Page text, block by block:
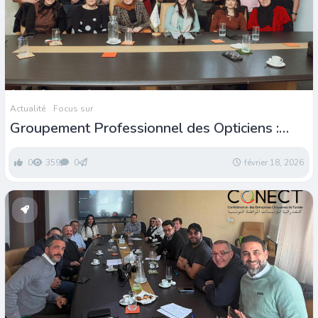
Actualité Focus sur
Groupement Professionnel des Opticiens :
0 359 0 février 18, 2026